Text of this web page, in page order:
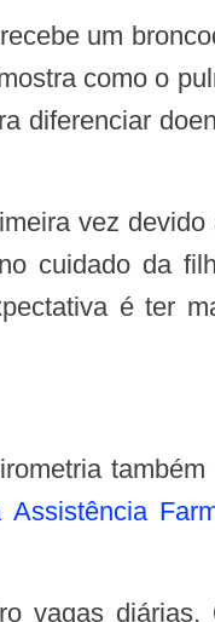
como o
diferenciar
cuidado da
é ter